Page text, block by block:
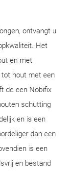
ontvangt u
Het
en met
tot hout met een
de een Nobifix
schutting
en is een
dan een
is een
en bestand